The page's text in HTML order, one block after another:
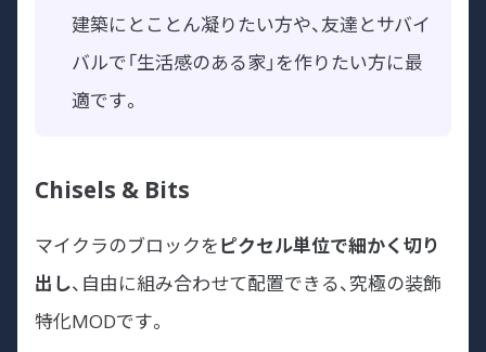
建築にとことん凝りたい方や、友達とサバイ
バルで「生活感のある家」を作りたい方に最
適です。
Chisels & Bits
マイクラのブロックをピクセル単位で細かく切り
出し、自由に組み合わせて配置できる、究極の装飾
特化MODです。